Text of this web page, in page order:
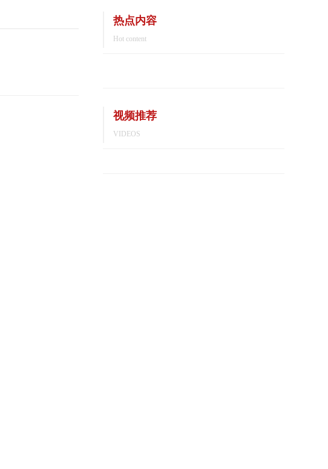
热点内容
Hot content
视频推荐
VIDEOS